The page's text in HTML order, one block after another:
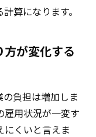
算になります。
が変化する
負担は増加しま
雇用状況が一変す
にくいと言えま